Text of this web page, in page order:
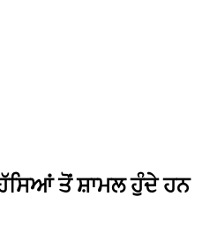
ਤੋਂ ਸ਼ਾਮਲ ਹੁੰਦੇ ਹਨ